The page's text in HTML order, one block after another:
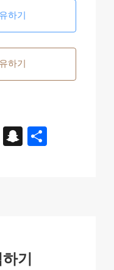
하기
하기
X
S
at
기